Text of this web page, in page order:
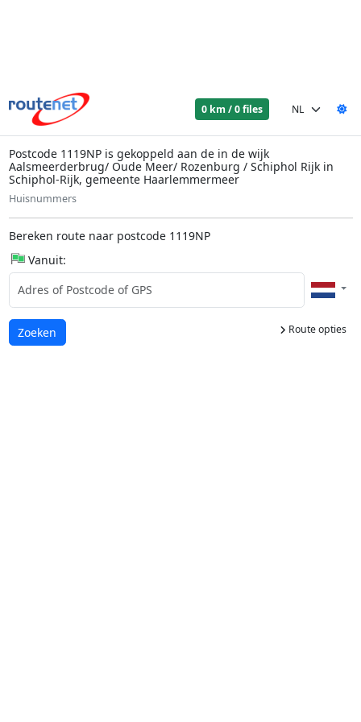
0 km / 0 files
Postcode 1119NP is gekoppeld aan de in de wijk
Aalsmeerderbrug/ Oude Meer/ Rozenburg / Schiphol Rijk in
Schiphol-Rijk, gemeente Haarlemmermeer
Huisnummers
Bereken route naar postcode 1119NP
Vanuit:
Route opties
Laden...
Zoeken